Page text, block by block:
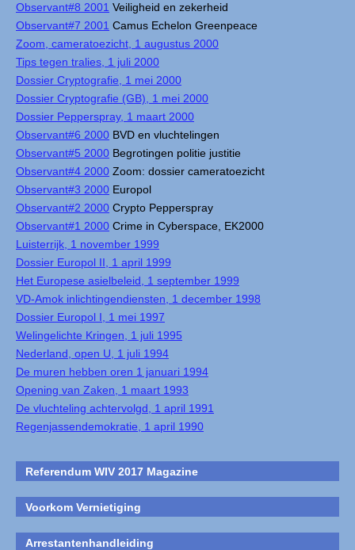
Observant#8 2001 Veiligheid en zekerheid
Observant#7 2001 Camus Echelon Greenpeace
Zoom, cameratoezicht, 1 augustus 2000
Tips tegen tralies, 1 juli 2000
Dossier Cryptografie, 1 mei 2000
Dossier Cryptografie (GB), 1 mei 2000
Dossier Pepperspray, 1 maart 2000
Observant#6 2000 BVD en vluchtelingen
Observant#5 2000 Begrotingen politie justitie
Observant#4 2000 Zoom: dossier cameratoezicht
Observant#3 2000 Europol
Observant#2 2000 Crypto Pepperspray
Observant#1 2000 Crime in Cyberspace, EK2000
Luisterrijk, 1 november 1999
Dossier Europol II, 1 april 1999
Het Europese asielbeleid, 1 september 1999
VD-Amok inlichtingendiensten, 1 december 1998
Dossier Europol I, 1 mei 1997
Welingelichte Kringen, 1 juli 1995
Nederland, open U, 1 juli 1994
De muren hebben oren 1 januari 1994
Opening van Zaken, 1 maart 1993
De vluchteling achtervolgd, 1 april 1991
Regenjassendemokratie, 1 april 1990
Referendum WIV 2017 Magazine
Voorkom Vernietiging
Arrestantenhandleiding